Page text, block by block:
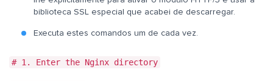
biblioteca SSL especial que acabei de descarregar.
Executa estes comandos um de cada vez.
# 1. Enter the Nginx directory